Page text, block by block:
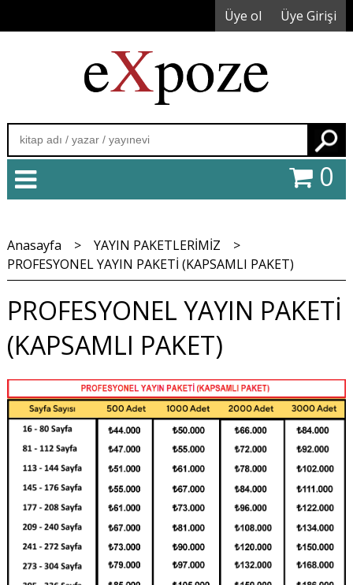
Üye ol Üye Girişi
0
Anasayfa > YAYIN PAKETLERİMİZ
>
PROFESYONEL YAYIN PAKETİ (KAPSAMLI PAKET)
PROFESYONEL YAYIN PAKETİ
(KAPSAMLI PAKET)